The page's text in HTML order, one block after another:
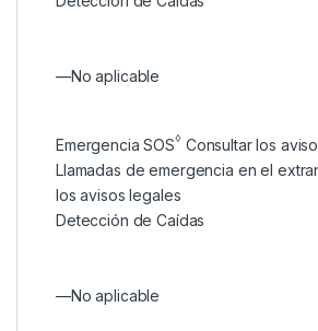
—No aplicable
Emergencia SOS◊Consultar los
Llamadas de emergencia en el
los avisos legales
Detección de Caídas
—No aplicable